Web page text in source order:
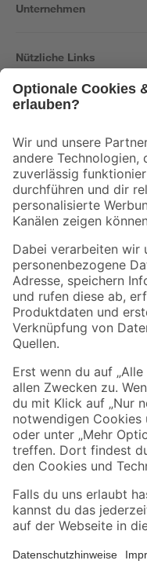
Unternehmen
Nützliche Links
Der toom Newsletter: Keine
Zur Newsletter
Folge uns
Zahlungsarten
Sicher einkaufen
Jetzt die toom-App
Alle Preisangaben in EUR inkl.
Umständen nicht in allen Märkten
Produkte nur solange der Vorrat reicht.
*Paketversand ab 59 €